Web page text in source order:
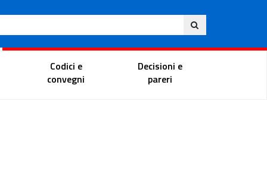
Ita
Portale del magistrato
Codici e
convegni
Decisioni e
pareri